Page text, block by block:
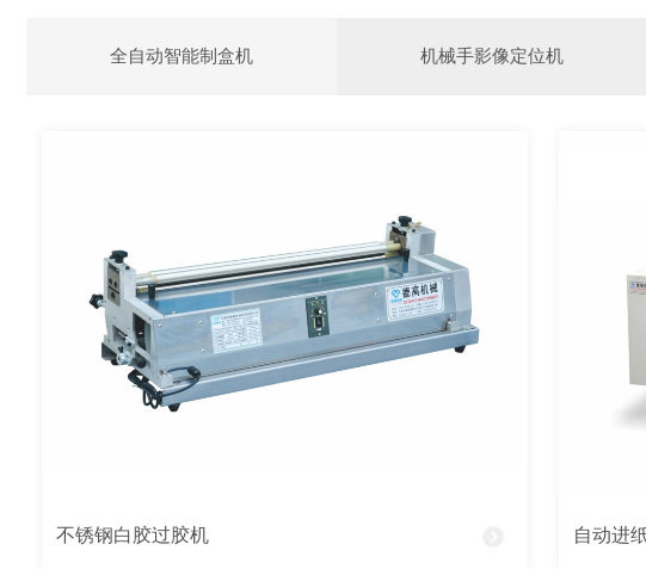
全自动智能制盒机 机械手影像定位机
不锈钢白胶过胶机 自动进